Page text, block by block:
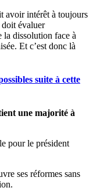
avoir intérêt à toujours
doit évaluer
la dissolution face à
Et c’est donc là
suite à cette
une majorité à
pour le président
ses réformes sans